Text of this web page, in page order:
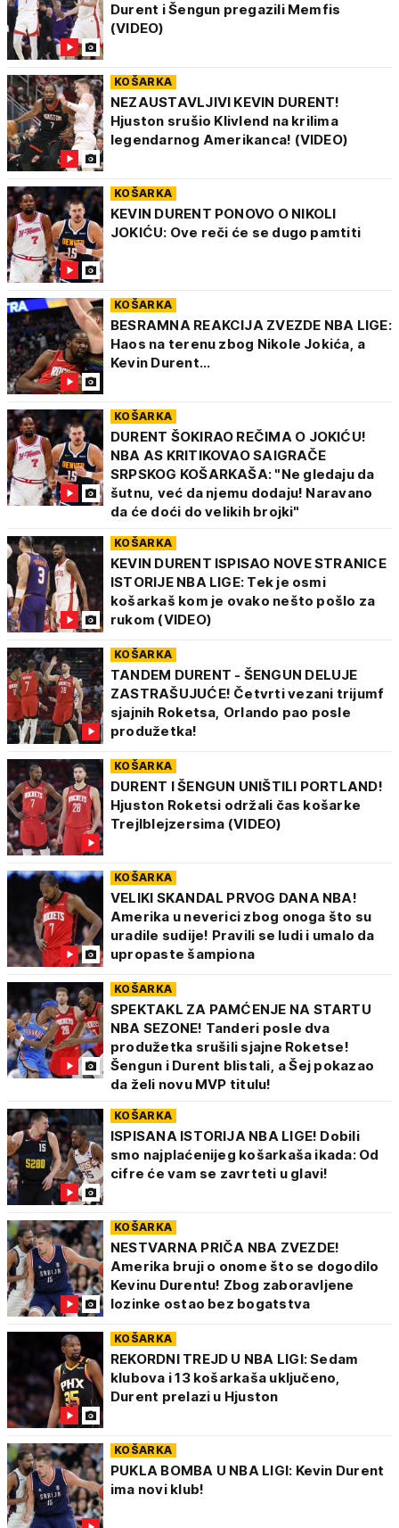
Durent i Šengun pregazili Memfis
(VIDEO)
KOŠARKA
NEZAUSTAVLJIVI KEVIN DURENT!
Hjuston srušio Klivlend na krilima
legendarnog Amerikanca! (VIDEO)
KOŠARKA
KEVIN DURENT PONOVO O NIKOLI
JOKIĆU: Ove reči će se dugo pamtiti
KOŠARKA
BESRAMNA REAKCIJA ZVEZDE NBA LIGE:
Haos na terenu zbog Nikole Jokića, a
Kevin Durent...
KOŠARKA
DURENT ŠOKIRAO REČIMA O JOKIĆU!
NBA AS KRITIKOVAO SAIGRAČE
SRPSKOG KOŠARKAŠA: "Ne gledaju da
šutnu, već da njemu dodaju! Naravano
da će doći do velikih brojki"
KOŠARKA
KEVIN DURENT ISPISAO NOVE STRANICE
ISTORIJE NBA LIGE: Tek je osmi
košarkaš kom je ovako nešto pošlo za
rukom (VIDEO)
KOŠARKA
TANDEM DURENT - ŠENGUN DELUJE
ZASTRAŠUJUĆE! Četvrti vezani trijumf
sjajnih Roketsa, Orlando pao posle
produžetka!
KOŠARKA
DURENT I ŠENGUN UNIŠTILI PORTLAND!
Hjuston Roketsi održali čas košarke
Trejlblejzersima (VIDEO)
KOŠARKA
VELIKI SKANDAL PRVOG DANA NBA!
Amerika u neverici zbog onoga što su
uradile sudije! Pravili se ludi i umalo da
upropaste šampiona
KOŠARKA
SPEKTAKL ZA PAMĆENJE NA STARTU
NBA SEZONE! Tanderi posle dva
produžetka srušili sjajne Roketse!
Šengun i Durent blistali, a Šej pokazao
da želi novu MVP titulu!
KOŠARKA
ISPISANA ISTORIJA NBA LIGE! Dobili
smo najplaćenijeg košarkaša ikada: Od
cifre će vam se zavrteti u glavi!
KOŠARKA
NESTVARNA PRIČA NBA ZVEZDE!
Amerika bruji o onome što se dogodilo
Kevinu Durentu! Zbog zaboravljene
lozinke ostao bez bogatstva
KOŠARKA
REKORDNI TREJD U NBA LIGI: Sedam
klubova i 13 košarkaša uključeno,
Durent prelazi u Hjuston
KOŠARKA
PUKLA BOMBA U NBA LIGI: Kevin Durent
ima novi klub!